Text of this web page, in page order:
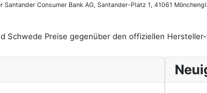
Consumer Bank AG, Santander-Platz 1, 41061
Schwede Preise gegenüber den offiziellen